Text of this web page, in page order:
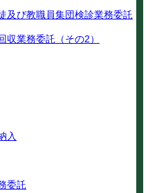
及び教職員集団検診業務委託
収業務委託（その2）
入
委託